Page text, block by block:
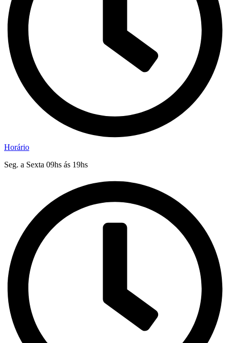
Horário
Seg. a Sexta 09hs ás 19hs